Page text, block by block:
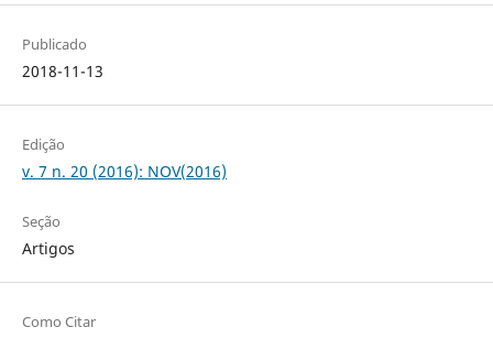
Publicado
2018-11-13
Edição
v. 7 n. 20 (2016): NOV(2016)
Seção
Artigos
Como Citar